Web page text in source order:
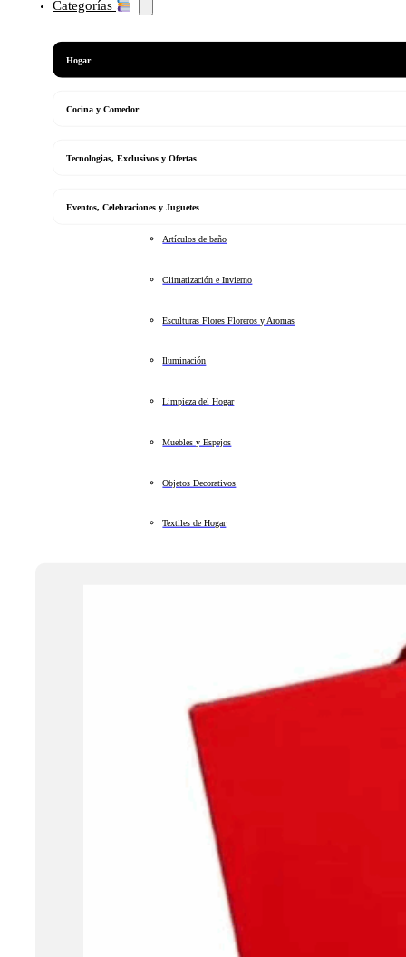
Categorías
Hogar
Cocina y Comedor
Tecnologias, Exclusivos y Ofertas
Eventos, Celebraciones y Juguetes
Artículos de baño
Climatización e Invierno
Esculturas Flores Floreros y Aromas
Iluminación
Limpieza del Hogar
Muebles y Espejos
Objetos Decorativos
Textiles de Hogar